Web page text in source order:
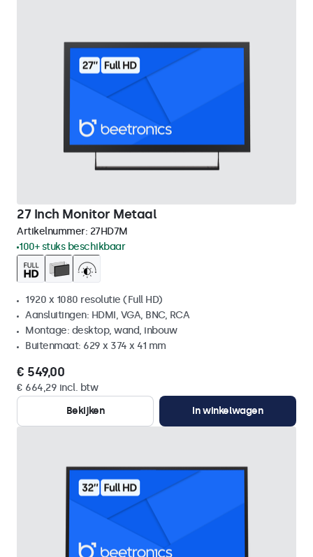
27 Inch Monitor Metaal
Artikelnummer: 27HD7M
100+ stuks beschikbaar
1920 x 1080 resolutie (Full HD)
Aansluitingen: HDMI, VGA, BNC, RCA
Montage: desktop, wand, inbouw
Buitenmaat: 629 x 374 x 41 mm
€ 549,00
€ 664,29 incl. btw
Bekijken
In winkelwagen